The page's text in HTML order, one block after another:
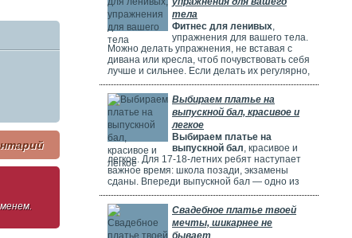
тела
Фитнес для ленивых,
упражнения для вашего тела.
Можно делать упражнения, не вставая с
дивана или кресла, чтоб почувствовать себя
лучше и сильнее. Если делать их регулярно,
это станет хорошей привычкой. И вы
сможете выполнять их не только вечером,
но и утром вместо зарядки.
Выбираем платье на
выпускной бал, красивое и
легкое
Выбираем платье на
выпускной бал, красивое и
легкое. Для 17-18-летних ребят наступает
важное время: школа позади, экзамены
сданы. Впереди выпускной бал — одно из
самых красивых и радостных событий.
Особенно тщательно готовятся девушки.
Они заранее думают о наряде, прическе,
макияже и аксессуарах. Выпускной бал
Свадебное платье твоей
мечты, шикарнее не
бывает